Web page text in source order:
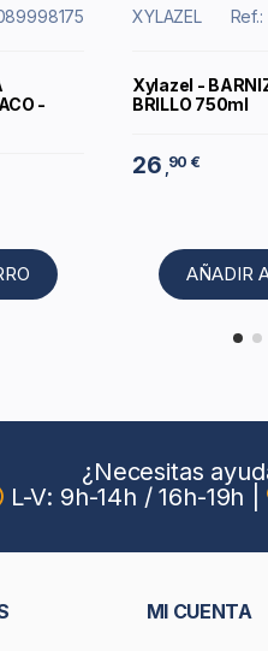
-
XYLAZEL
Xylazel -
BRILLO 750ml
26 ,90 €
AÑADIR
¿Necesitas
L-V: 9h-14h / 16h-19h
MI CUENTA